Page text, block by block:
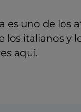
uno de los
los italianos y
aquí.